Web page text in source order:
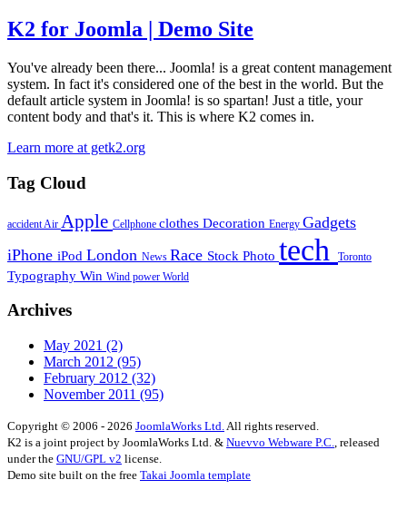
K2 for Joomla | Demo Site
You've already been there... Joomla! is a great content management
system. In fact it's considered one of the best in the world. But the
default article system in Joomla! is so spartan! Just a title, your
content body and that's it. This is where K2 comes in.
Learn more at getk2.org
Tag Cloud
accident Air Apple Cellphone clothes Decoration Energy Gadgets
iPhone iPod London News Race Stock Photo tech Toronto
Typography Win Wind power World
Archives
May 2021 (2)
March 2012 (95)
February 2012 (32)
November 2011 (95)
Copyright © 2006 - 2026 JoomlaWorks Ltd.All rights reserved.
K2 is a joint project by JoomlaWorks Ltd. & Nuevvo Webware P.C., released
under the GNU/GPL v2 license.
Demo site built on the free Takai Joomla template